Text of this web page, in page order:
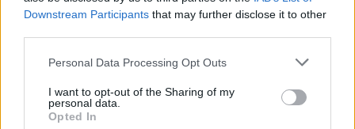
Downstream Participants that may further disclose it to other
Personal Data Processing Opt Outs
I want to opt-out of the Sharing of my
personal data.
Opted In
lebonyolítani, ami komoly anyagi terhet jelenthet – de
hogyan őrizd meg a kapcsolatot anélkül, hogy
tönkremennél? Ez a cikk
Rooby
augusztus 7, 2026